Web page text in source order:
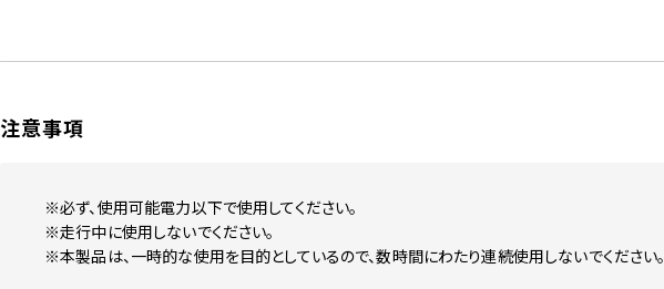
注意事項
※必ず、使用可能電力以下で使用してください。
※走行中に使用しないでください。
※本製品は、一時的な使用を目的としているので、数時間にわたり連続使用しないでください。